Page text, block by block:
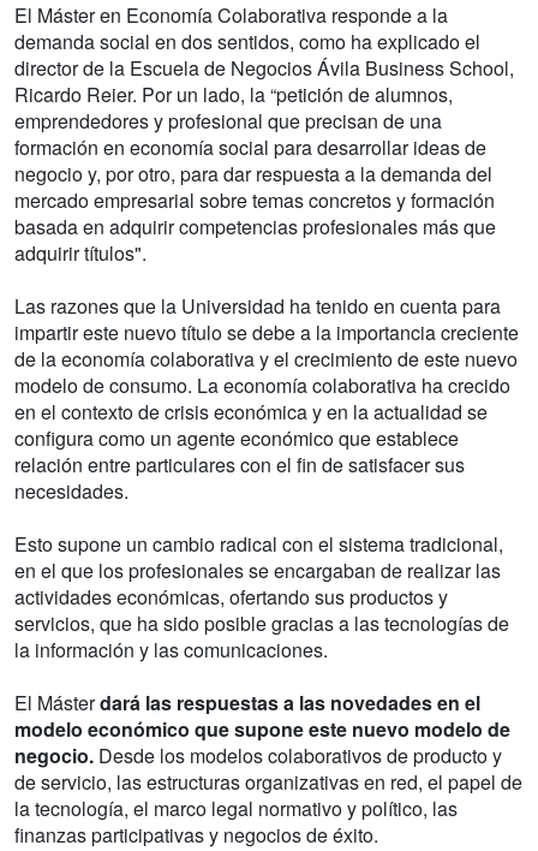
El Máster en Economía Colaborativa responde a la
demanda social en dos sentidos, como ha explicado el
director de la Escuela de Negocios Ávila Business School,
Ricardo Reier. Por un lado, la “petición de alumnos,
emprendedores y profesional que precisan de una
formación en economía social para desarrollar ideas de
negocio y, por otro, para dar respuesta a la demanda del
mercado empresarial sobre temas concretos y formación
basada en adquirir competencias profesionales más que
adquirir títulos".
Las razones que la Universidad ha tenido en cuenta para
impartir este nuevo título se debe a la importancia creciente
de la economía colaborativa y el crecimiento de este nuevo
modelo de consumo. La economía colaborativa ha crecido
en el contexto de crisis económica y en la actualidad se
configura como un agente económico que establece
relación entre particulares con el fin de satisfacer sus
necesidades.
Esto supone un cambio radical con el sistema tradicional,
en el que los profesionales se encargaban de realizar las
actividades económicas, ofertando sus productos y
servicios, que ha sido posible gracias a las tecnologías de
la información y las comunicaciones.
El Másterdará las respuestas a las novedades en el
modelo económico que supone este nuevo modelo de
negocio. Desde los modelos colaborativos de producto y
de servicio, las estructuras organizativas en red, el papel de
la tecnología, el marco legal normativo y político, las
finanzas participativas y negocios de éxito.